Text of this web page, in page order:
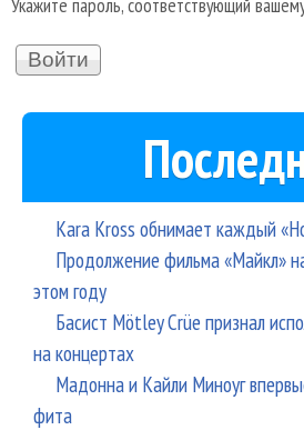
Kara Kross обнимает каждый
Продолжение фильма «Майкл»
этом году
Басист Mötley Crüe признал
на концертах
Мадонна и Кайли Миноуг
фита